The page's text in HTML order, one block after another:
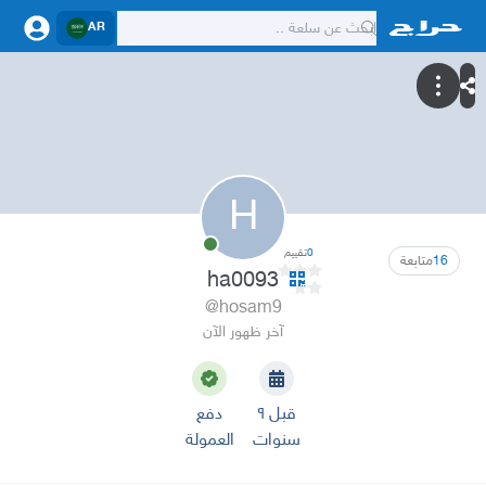
AR
H
16متابعة 0تقييم
ha0093
@hosam9
آخر ظهور الآن
قبل ٩
سنوات
دفع
العمولة